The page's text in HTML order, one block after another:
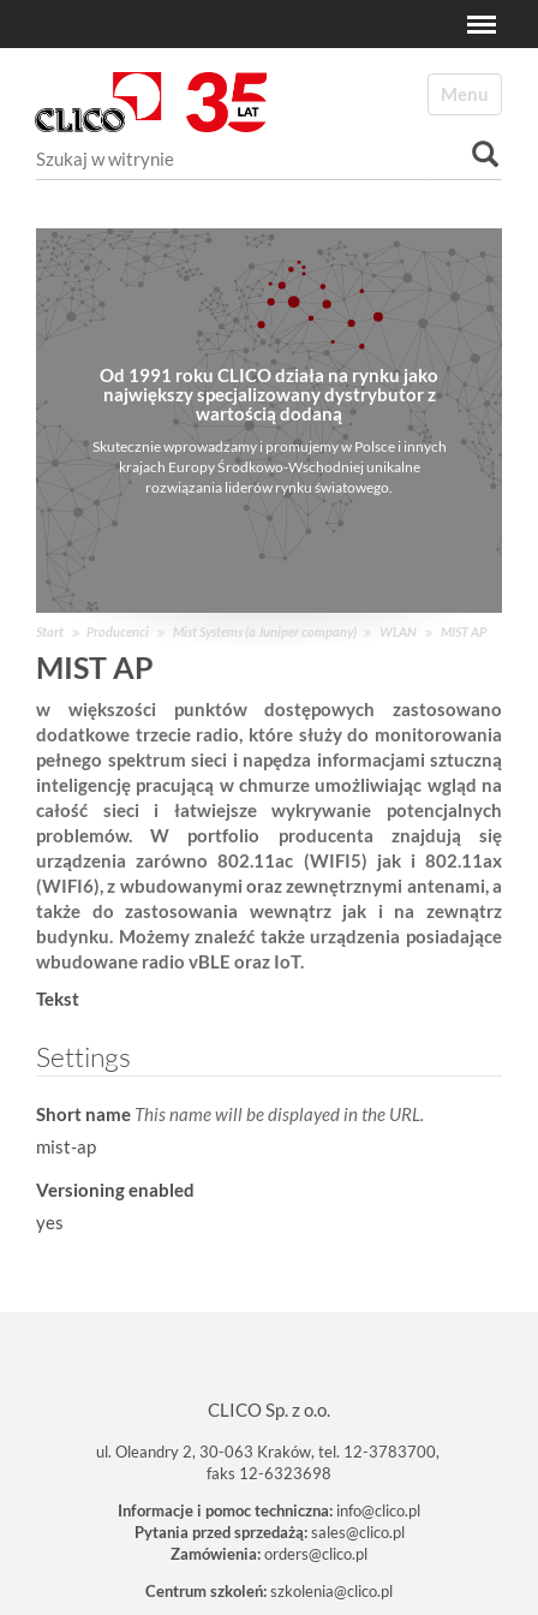
Toggle
Od 1991 roku CLICO działa na rynku jako
największy specjalizowany dystrybutor z
wartością dodaną
Skutecznie wprowadzamy i promujemy w Polsce i innych
krajach Europy Środkowo-Wschodniej unikalne
rozwiązania liderów rynku światowego.
Start Producenci Mist Systems (a Juniper company) WLAN MIST AP
MIST AP
w większości punktów dostępowych zastosowano
dodatkowe trzecie radio, które służy do monitorowania
pełnego spektrum sieci i napędza informacjami sztuczną
inteligencję pracującą w chmurze umożliwiając wgląd na
całość sieci i łatwiejsze wykrywanie potencjalnych
problemów. W portfolio producenta znajdują się
urządzenia zarówno 802.11ac (WIFI5) jak i 802.11ax
(WIFI6), z wbudowanymi oraz zewnętrznymi antenami, a
także do zastosowania wewnątrz jak i na zewnątrz
budynku. Możemy znaleźć także urządzenia posiadające
wbudowane radio vBLE oraz IoT.
Tekst
Settings
Short name This name will be displayed in the URL.
mist-ap
Versioning enabled
yes
CLICO Sp. z o.o.
ul. Oleandry 2, 30-063 Kraków, tel. 12-3783700,
faks 12-6323698
Informacje i pomoc techniczna: info@clico.pl
Pytania przed sprzedażą: sales@clico.pl
Zamówienia:orders@clico.pl
Centrum szkoleń:szkolenia@clico.pl